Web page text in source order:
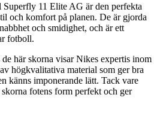
11 Elite AG är den perfekta
och komfort på planen. De är gjorda
och smidighet, och är ett
fotboll.
här skorna visar Nikes expertis inom
högkvalitativa material som ger bra
känns imponerande lätt. Tack vare
fotens form perfekt och ger